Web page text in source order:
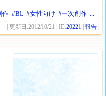
作 #BL #女性向け #一次創作 ...
| 更新日:2012/10/21 | ID:20221 |報告